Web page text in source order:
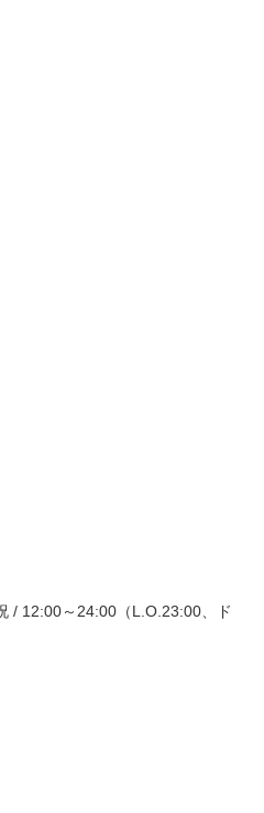
/ 12:00～24:00（L.O.23:00、ド